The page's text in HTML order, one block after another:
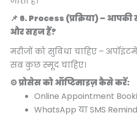
📌 6. Process (प्रक्रिया) –
और सहज हैं?
मरीजों को सुविधा चाहिए –
सब कुछ स्मूद चाहिए।
⚙️ प्रोसेस को ऑप्टिमाइज़ कैसे करें:
Online Appointment
WhatsApp या SMS